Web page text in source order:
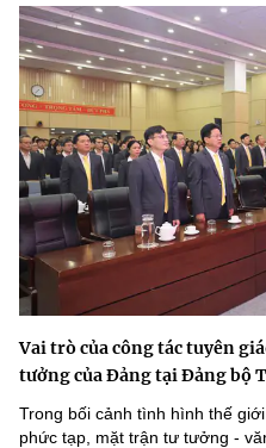
Vai trò của công tác tuyên
tưởng của Đảng tại Đảng bộ
Trong bối cảnh tình hình thế
phức tạp, mặt trận tư tưởng -